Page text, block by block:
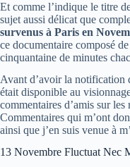
Et comme l’indique le titre
sujet aussi délicat que
survenus à Paris en
ce documentaire composé
cinquantaine de minutes
Avant d’avoir la notification
était disponible au
commentaires d’amis sur
Commentaires qui m’ont
ainsi que j’en suis venue à
13 Novembre Fluctuat Nec